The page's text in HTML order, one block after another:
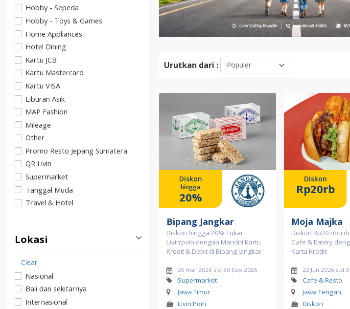
Hobby - Sepeda
Hobby - Toys & Games
Home Appliances
Hotel Dining
Kartu JCB
Kartu Mastercard
Kartu VISA
Liburan Asik
MAP Fashion
Mileage
Other
Promo Resto Jepang Sumatera
QR Livin
Supermarket
Tanggal Muda
Travel & Hotel
Lokasi
Clear
Nasional
Bali dan sekitarnya
Internasional
Urutkan dari :
Diskon
hingga
20%
Bipang Jangkar
Diskon hingga 20% Tukar
Livin’poin dengan Mandiri Kartu
Kredit & Debit di Bipang Jangkar
26 Mar 2026 s.d 30 Sep 2026
Supermarket
Jawa Timur
Livin'Poin
Diskon
Rp20rb
Moja Majka
Diskon Rp20 ribu
Cafe & Eatery
Kartu Kredit
22 Jun 2026 s.d
Cafe & Resto
Jawa Tengah
Diskon